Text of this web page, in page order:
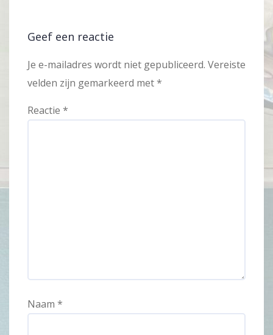
Geef een reactie
Je e-mailadres wordt niet gepubliceerd. Vereiste
velden zijn gemarkeerd met*
Reactie *
Naam *